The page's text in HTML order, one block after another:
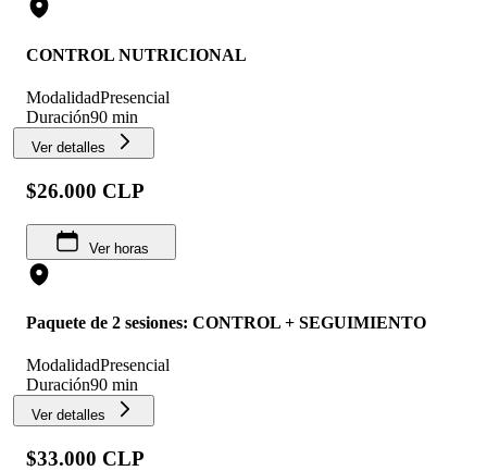
CONTROL NUTRICIONAL
ModalidadPresencial
Duración90 min
Ver detalles
$26.000 CLP
Ver horas
Paquete de 2 sesiones: CONTROL + SEGUIMIENTO
ModalidadPresencial
Duración90 min
Ver detalles
$33.000 CLP